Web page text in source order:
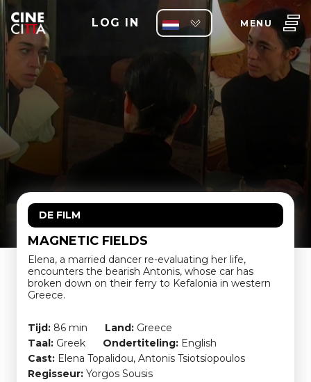
LOG IN MENU
DE FILM
MAGNETIC FIELDS
Elena, a married dancer re-evaluating her life,
encounters the bearish Antonis, whose car has
broken down on their ferry to Kefalonia in western
Greece.
Tijd: 86 min Land: Greece
Taal: Greek Ondertiteling: English
Cast: Elena Topalidou, Antonis Tsiotsiopoulos
Regisseur: Yorgos Sousis